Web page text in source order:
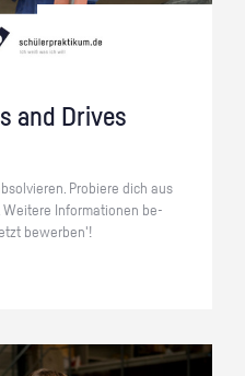
and Dri­ves
Pro­bie­re dich aus
Wei­te­re In­for­ma­tio­nen be­
be­wer­ben'!